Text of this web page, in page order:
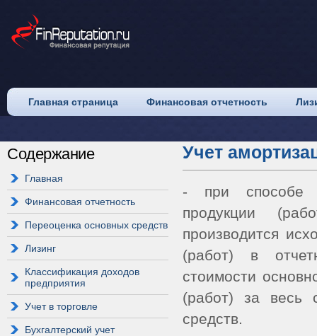
Главная страница Финансовая отчетность
Содержание
Главная
Финансовая отчетность
Переоценка основных средств
Лизинг
Классификация доходов
предприятия
Учет в торговле
Бухгалтерский учет
Учет
- при способе
продукции
производится
(работ) в
стоимости
(работ) за весь
средств.